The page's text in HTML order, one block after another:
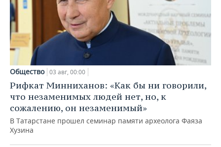
Общество 03 авг, 00:00
Рифкат Минниханов: «Как бы ни говорили,
что незаменимых людей нет, но, к
сожалению, он незаменимый»
В Татарстане прошел семинар памяти археолога Фаяза
Хузина